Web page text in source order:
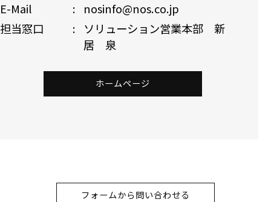
ホームページ
E-Mail
nosinfo@nos.co.jp
担当窓口
ソリューション営業本部 新
居 泉
フォームから問い合わせる